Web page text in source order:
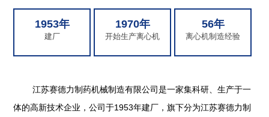
1953年
建厂
1970年
开始生产离心机
56年
离心机制造经验
江苏赛德力制药机械制造有限公司是一家集科研、生产于一
体的高新技术企业，公司于1953年建厂，旗下分为江苏赛德力制